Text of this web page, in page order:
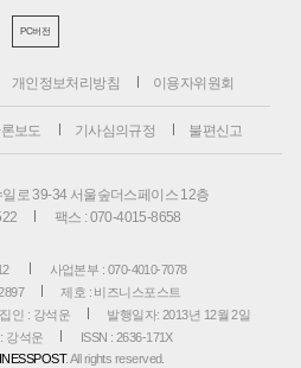
PC버전
개인정보처리방침 이용자위원회
보도 기사심의규정 불편신고
로 39-34 서울숲더스페이스 12층
팩스 : 070-4015-8658
사업본부 : 070-4010-7078
제호 : 비즈니스포스트
인 : 강석운
발행일자: 2013년 12월 2일
강석운
ISSN : 2636-171X
. All rights reserved.